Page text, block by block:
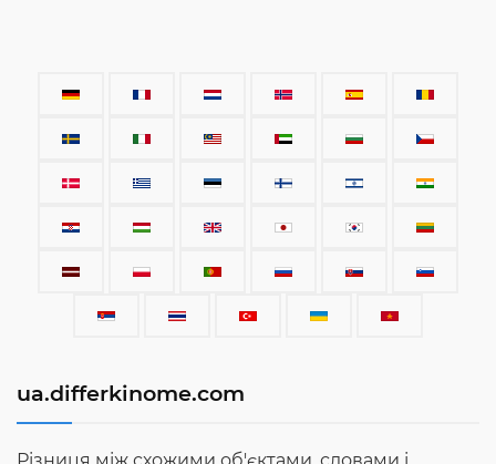
ua.differkinome.com